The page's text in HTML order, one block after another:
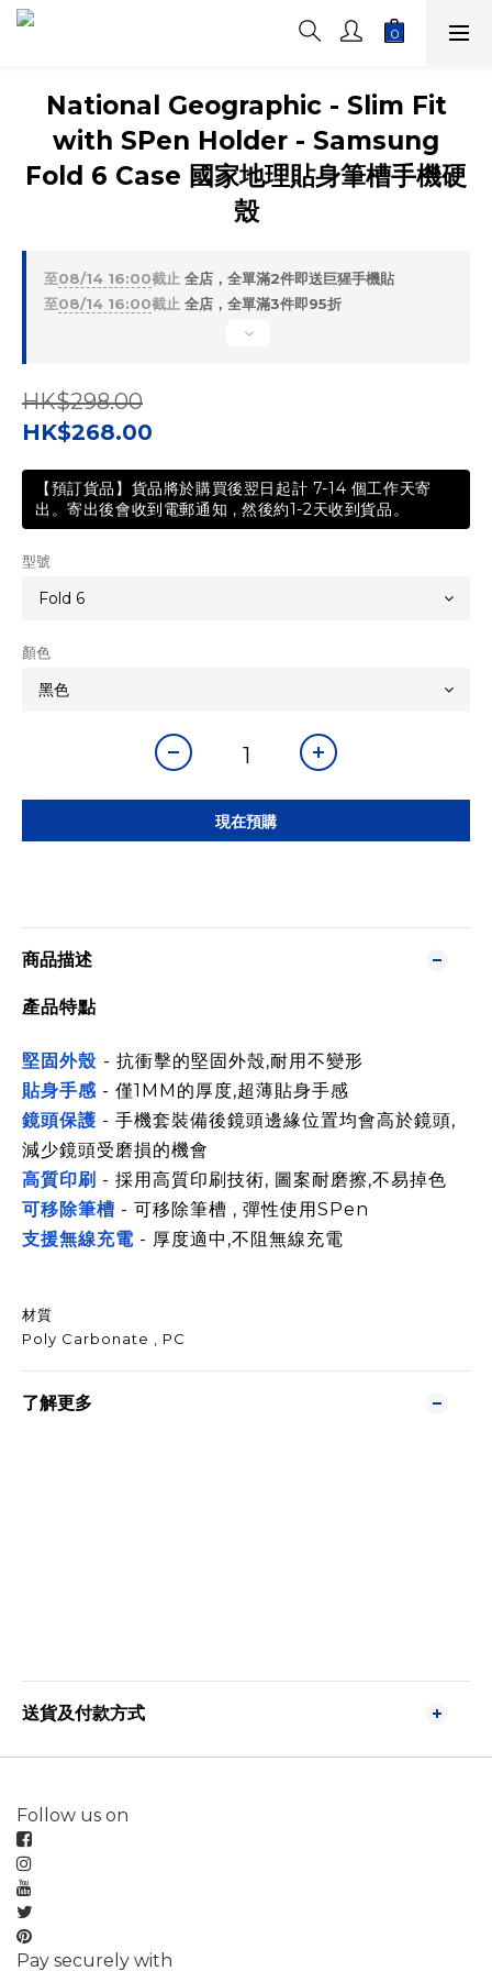
National Geographic - Slim Fit
with SPen Holder - Samsung
Fold 6 Case 國家地理貼身筆槽手機硬
殼
至08/14 16:00截止 全店，全單滿2件即送巨猩手機貼
至08/14 16:00截止 全店，全單滿3件即95折
HK$298.00
HK$268.00
【預訂貨品】貨品將於購買後翌日起計 7-14 個工作天寄
出。寄出後會收到電郵通知 , 然後約1-2天收到貨品。
型號
顏色
現在預購
商品描述
產品特點
堅固外殼 - 抗衝擊的堅固外殼,耐用不變形
貼身手感 - 僅1MM的厚度,超薄貼身手感
鏡頭保護 - 手機套裝備後鏡頭邊緣位置均會高於鏡頭,
減少鏡頭受磨損的機會
高質印刷 - 採用高質印刷技術, 圖案耐磨擦,不易掉色
可移除筆槽 - 可移除筆槽 , 彈性使用SPen
支援無線充電 - 厚度適中,不阻無線充電
材質
Poly Carbonate , PC
了解更多
送貨及付款方式
Follow us on
Pay securely with